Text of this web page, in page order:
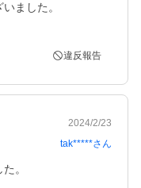
ました。
違反報告
2024/2/23
tak*****さん
。